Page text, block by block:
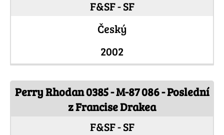
F&SF - SF
Český
2002
Perry Rhodan 0385 - M-87 086 - Poslední
z Francise Drakea
F&SF - SF